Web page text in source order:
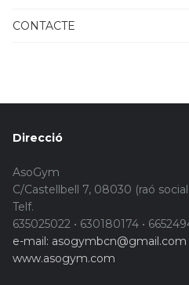
CONTACTE
Direcció
AsoGym
C/Castellbell 7, 08030 (raó
Telf.
635025022 • 630180174 •
e-mail: asogymbcn@gmail.com
www.asogym.com